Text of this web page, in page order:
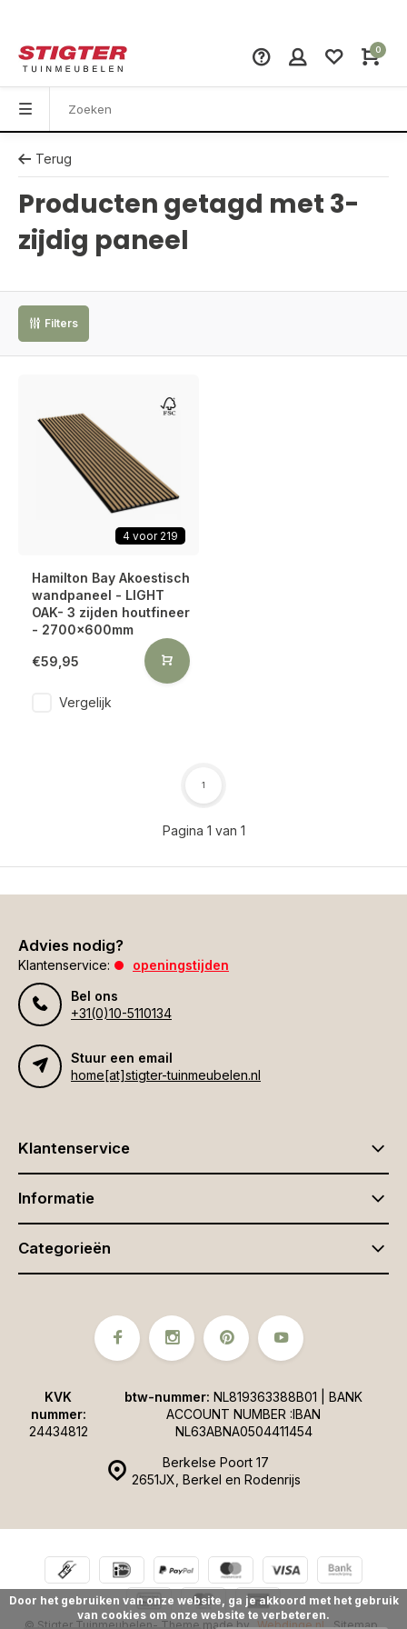
0
Terug
Producten getagd met 3-
zijdig paneel
Filters
4 voor 219
Hamilton Bay Akoestisch
wandpaneel - LIGHT
OAK- 3 zijden houtfineer
- 2700x600mm
€59,95
Vergelijk
Pagina 1 van 1
1
Advies nodig?
Klantenservice:
openingstijden
Bel ons
+31(0)10-5110134
Stuur een email
home[at]stigter-tuinmeubelen.nl
Klantenservice
Informatie
Categorieën
Berkelse Poort 17
2651JX, Berkel en Rodenrijs
KVK
nummer:
24434812
btw-nummer: NL819363388B01 | BANK
ACCOUNT NUMBER :IBAN
NL63ABNA0504411454
© Stigter Tuinmeubelen- Theme made by Webdinge.nl Sitemap
Door het gebruiken van onze website, ga je akkoord met het gebruik
van cookies om onze website te verbeteren.